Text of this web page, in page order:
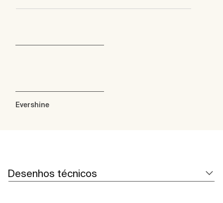
Evershine
Desenhos técnicos